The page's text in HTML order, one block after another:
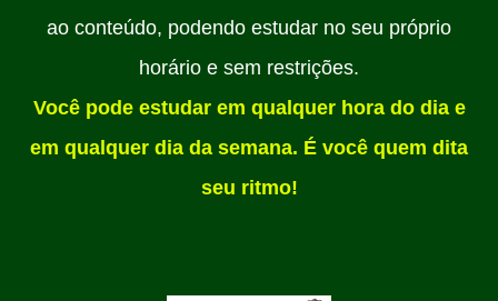
ao conteúdo, podendo estudar no seu próprio
horário e sem restrições.
Você pode estudar em qualquer hora dodia e
em qualquer dia da semana. É você quem dita
seu ritmo!